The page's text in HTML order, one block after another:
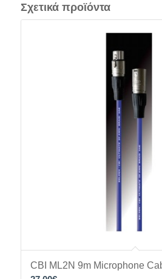
Σχετικά προϊόντα
CBI ML2N 9m Microphone